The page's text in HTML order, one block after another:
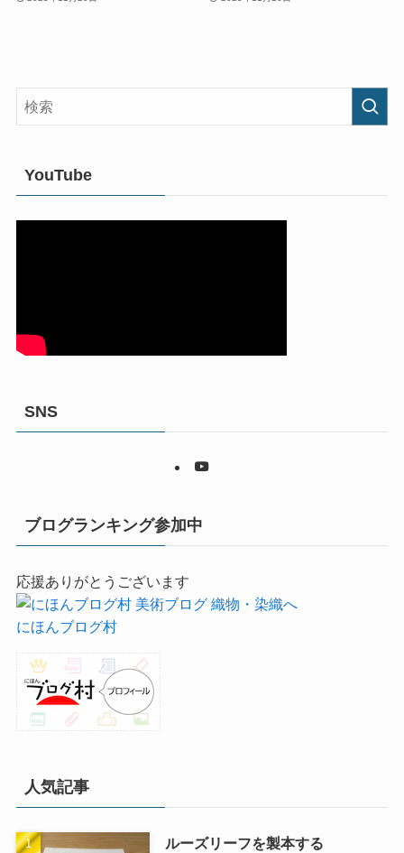
YouTube
SNS
ブログランキング参加中
応援ありがとうございます
にほんブログ村
人気記事
ルーズリーフを製本する